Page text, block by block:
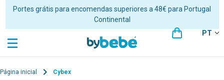
Portes grátis para encomendas superiores a 48€ para Portugal
Continental
PT
Página inicial Cybex